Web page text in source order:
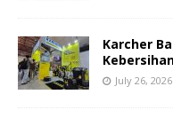
Karcher
July 26, 2026